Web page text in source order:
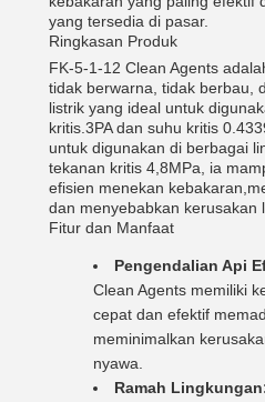
yang tersedia di pasar.
Ringkasan Produk
FK-5-1-12 Clean Agents
tidak berwarna, tidak berbau,
listrik yang ideal untuk
kritis.3PA dan suhu kritis
untuk digunakan di berbagai
tekanan kritis 4,8MPa, ia
efisien menekan
dan menyebabkan kerusakan
Fitur dan Manfaat
Pengendalian Api
Clean Agents memiliki
cepat dan efektif
meminimalkan
nyawa.
Ramah